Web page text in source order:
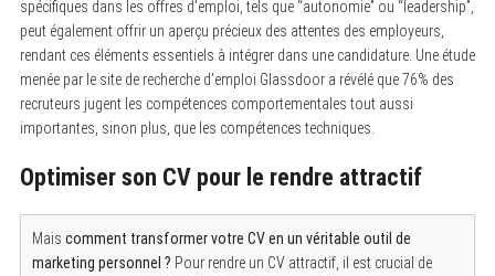
spécifiques dans les offres d’emploi, tels que “autonomie” ou “leadership”,
peut également offrir un aperçu précieux des attentes des employeurs,
rendant ces éléments essentiels à intégrer dans une candidature. Une étude
menée par le site de recherche d’emploi Glassdoor a révélé que 76% des
recruteurs jugent les compétences comportementales tout aussi
importantes, sinon plus, que les compétences techniques.
Optimiser son CV pour le rendre attractif
Mais comment transformer votre CV en un véritable outil de
marketing personnel ? Pour rendre un CV attractif, il est crucial de